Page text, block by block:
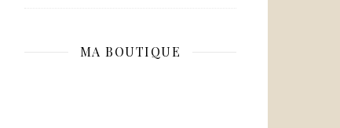
MA BOUTIQUE